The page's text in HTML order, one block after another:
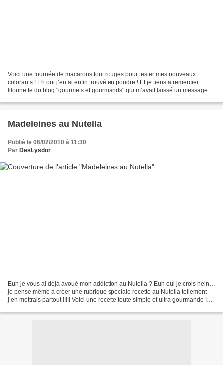
Voici une fournée de macarons tout rouges pour tester mes nouveaux
colorants ! Eh oui j’en ai enfin trouvé en poudre ! Et je tiens a remercier
lilounette du blog "gourmets et gourmands" qui m’avait laissé un message
Madeleines au Nutella
Publié le 06/02/2010 à 11:30
Par DesLysdor
Euh je vous ai déjà avoué mon addiction au Nutella ? Euh oui je crois hein…
je pense même à créer une rubrique spéciale recette au Nutella tellement
j’en mettrais partout !!!!! Voici une recette toute simple et ultra gourmande !